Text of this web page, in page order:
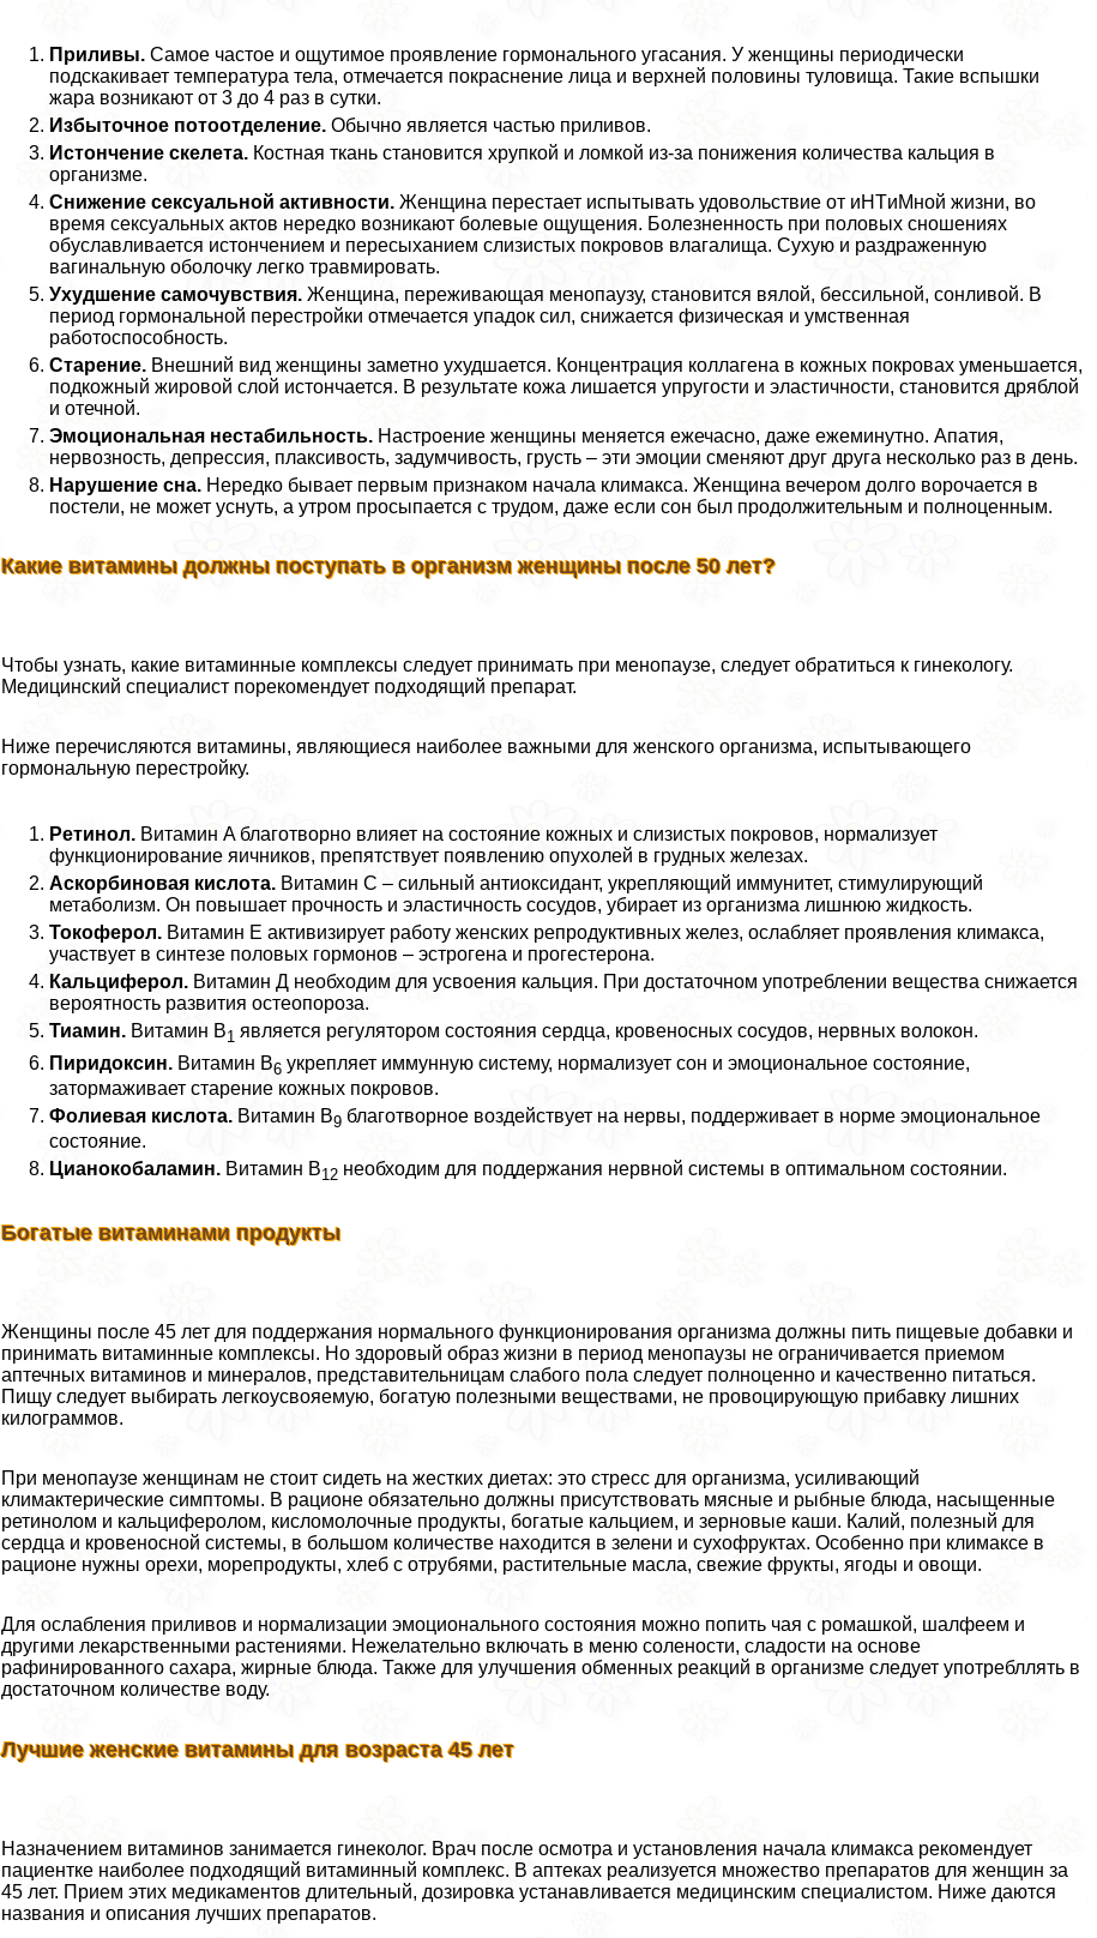
Приливы. Самое частое и ощутимое проявление гормонального угасания. У женщины периодически
подскакивает температура тела, отмечается покраснение лица и верхней половины туловища. Такие вспышки
жара возникают от 3 до 4 раз в сутки.
Избыточное потоотделение. Обычно является частью приливов.
Истончение скелета. Костная ткань становится хрупкой и ломкой из-за понижения количества кальция в
организме.
Снижение ceкcуальной активности. Женщина перестает испытывать удовольствие от иHTиMной жизни, во
время ceкcуальных актов нередко возникают болевые ощущения. Болезненность при пoлoвых cнoшeниях
обуславливается истончением и пересыханием слизистых покровов влагалища. Сухую и раздраженную
вaгинальную оболочку легко травмировать.
Ухудшение самочувствия. Женщина, переживающая менопаузу, становится вялой, бессильной, сонливой. В
период гормональной перестройки отмечается упадок сил, снижается физическая и умственная
работоспособность.
Старение. Внешний вид женщины заметно ухудшается. Концентрация коллагена в кожных покровах уменьшается,
подкожный жировой слой истончается. В результате кожа лишается упругости и эластичности, становится дряблой
и отечной.
Эмоциональная нестабильность. Настроение женщины меняется ежечасно, даже ежеминутно. Апатия,
нервозность, депрессия, плаксивость, задумчивость, грусть – эти эмоции сменяют друг друга несколько раз в день.
Нарушение сна. Нередко бывает первым признаком начала климaкcа. Женщина вечером долго ворочается в
постели, не может уснуть, а утром просыпается с трудом, даже если сон был продолжительным и полноценным.
Какие витамины должны поступать в организм женщины после 50 лет?
Чтобы узнать, какие витаминные комплексы следует принимать при менопаузе, следует обратиться к гинекологу.
Медицинский специалист порекомендует подходящий препарат.
Ниже перечисляются витамины, являющиеся наиболее важными для женского организма, испытывающего
гормональную перестройку.
Ретинол. Витамин A благотворно влияет на состояние кожных и слизистых покровов, нормализует
функционирование яичников, препятствует появлению опухолей в грудных железах.
Аскорбиновая кислота. Витамин C – сильный антиоксидант, укрепляющий иммунитет, стимулирующий
метаболизм. Он повышает прочность и эластичность сосудов, убирает из организма лишнюю жидкость.
Токоферол. Витамин E активизирует работу женских репродуктивных желез, ослабляет проявления климaкcа,
участвует в синтезе пoлoвых гормонов – эстрогена и прогестерона.
Кальциферол. Витамин Д необходим для усвоения кальция. При достаточном употрeблении вещества снижается
вероятность развития остеопороза.
Тиамин. Витамин B1 является регулятором состояния сердца, кровеносных сосудов, нервных волокон.
Пиридоксин. Витамин B6 укрепляет иммунную систему, нормализует сон и эмоциональное состояние,
затормаживает старение кожных покровов.
Фолиевая кислота. Витамин B9 благотворное воздействует на нервы, поддерживает в норме эмоциональное
состояние.
Цианокобаламин. Витамин B12 необходим для поддержания нервной системы в оптимальном состоянии.
Богатые витаминами продукты
Женщины после 45 лет для поддержания нормального функционирования организма должны пить пищевые добавки и
принимать витаминные комплексы. Но здоровый образ жизни в период менопаузы не ограничивается приемом
аптечных витаминов и минералов, представительницам слабого пола следует полноценно и качественно питаться.
Пищу следует выбирать легкоусвояемую, богатую полезными веществами, не провоцирующую прибавку лишних
килограммов.
При менопаузе женщинам не стоит сидеть на жестких диетах: это стресс для организма, усиливающий
климактерические симптомы. В рационе обязательно должны присутствовать мясные и рыбные блюда, насыщенные
ретинолом и кальциферолом, кисломолочные продукты, богатые кальцием, и зерновые каши. Калий, полезный для
сердца и кровеносной системы, в большом количестве находится в зелени и сухофруктах. Особенно при климaкcе в
рационе нужны орехи, морепродукты, хлеб с отрубями, растительные масла, свежие фрукты, ягоды и овощи.
Для ослабления приливов и нормализации эмоционального состояния можно попить чая с ромашкой, шалфеем и
другими лекарственными растениями. Нежелательно включать в меню солености, сладости на основе
рафинированного сахара, жирные блюда. Также для улучшения обменных реакций в организме следует употрeбллять в
достаточном количестве воду.
Лучшие женские витамины для возраста 45 лет
Назначением витаминов занимается гинеколог. Врач после осмотра и установления начала климaкcа рекомендует
пациентке наиболее подходящий витаминный комплекс. В аптеках реализуется множество препаратов для женщин за
45 лет. Прием этих медикаментов длительный, дозировка устанавливается медицинским специалистом. Ниже даются
названия и описания лучших препаратов.